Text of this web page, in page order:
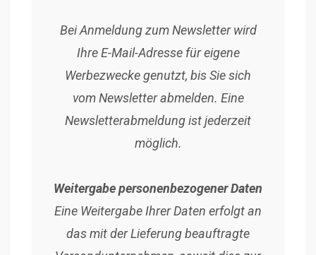
Bei Anmeldung zum Newsletter wird
Ihre E-Mail-Adresse für eigene
Werbezwecke genutzt, bis Sie sich
vom Newsletter abmelden. Eine
Newsletterabmeldung ist jederzeit
möglich.
Weitergabe personenbezogener Daten
Eine Weitergabe Ihrer Daten erfolgt an
das mit der Lieferung beauftragte